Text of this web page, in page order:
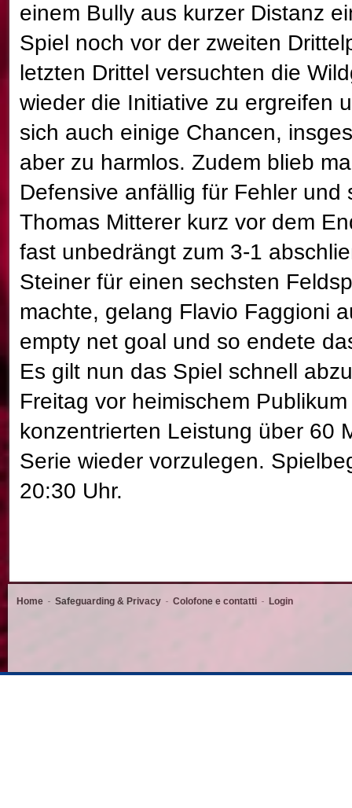
einem Bully aus kurzer Distanz
Spiel noch vor der zweiten
letzten Drittel versuchten die
wieder die Initiative zu ergreifen
sich auch einige Chancen,
aber zu harmlos. Zudem blieb
Defensive anfällig für Fehler und
Thomas Mitterer kurz vor dem
fast unbedrängt zum 3-1
Steiner für einen sechsten
machte, gelang Flavio Faggioni
empty net goal und so endete
Es gilt nun das Spiel schnell
Freitag vor heimischem
konzentrierten Leistung über 60
Serie wieder vorzulegen.
20:30 Uhr.
Home Safeguarding & Privacy Colofone e contatti Login